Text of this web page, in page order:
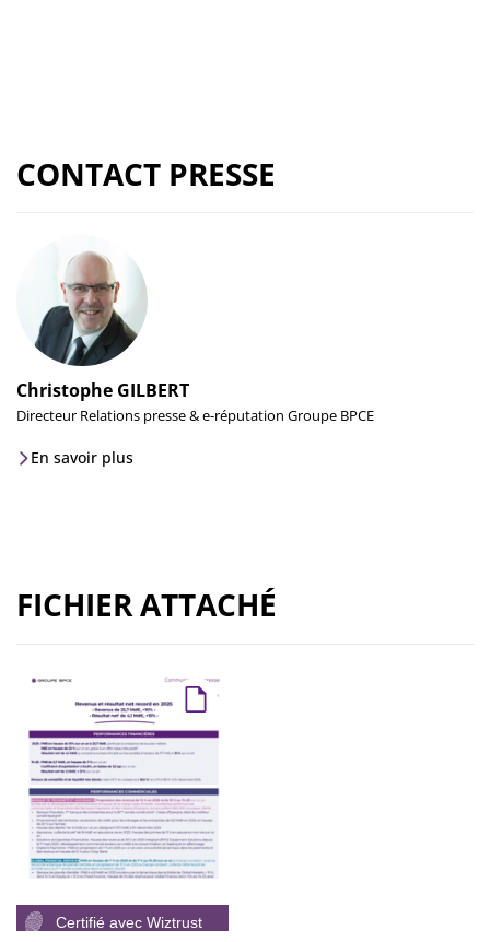
CONTACT PRESSE
Christophe GILBERT
Directeur Relations presse & e-réputation Groupe BPCE
En savoir plus
FICHIER ATTACHÉ